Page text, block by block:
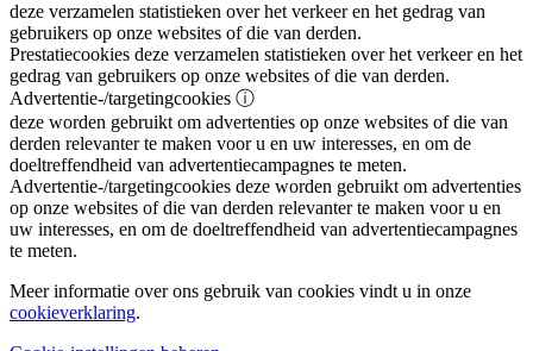
deze verzamelen statistieken over het verkeer en het gedrag van
gebruikers op onze websites of die van derden.
Prestatiecookies deze verzamelen statistieken over het verkeer en het
gedrag van gebruikers op onze websites of die van derden.
Advertentie-/targetingcookies ⓘ
deze worden gebruikt om advertenties op onze websites of die van
derden relevanter te maken voor u en uw interesses, en om de
doeltreffendheid van advertentiecampagnes te meten.
Advertentie-/targetingcookies deze worden gebruikt om advertenties
op onze websites of die van derden relevanter te maken voor u en
uw interesses, en om de doeltreffendheid van advertentiecampagnes
te meten.
Meer informatie over ons gebruik van cookies vindt u in onze
cookieverklaring.